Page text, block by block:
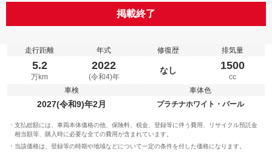
掲載終了
走行距離
5.2
万km
年式
2022
(令和4)年
修復歴
なし
排気量
1500
cc
車検
2027(令和9)年2月
車体色
プラチナホワイト・パール
支払総額には、車両本体価格の他、保険料、税金、登録等に伴う費用、リサイクル預託金
相当額等、購入時に必要な全ての費用が含まれています。
当該価格は、登録等の時期や地域などについて一定の条件を付した価格になります。